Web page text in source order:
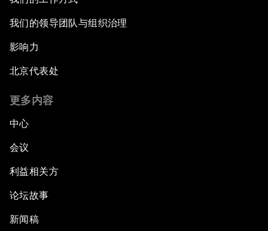
我们的领导团队与组织治理
影响力
北京代表处
更多内容
中心
会议
利益相关方
论坛故事
新闻稿